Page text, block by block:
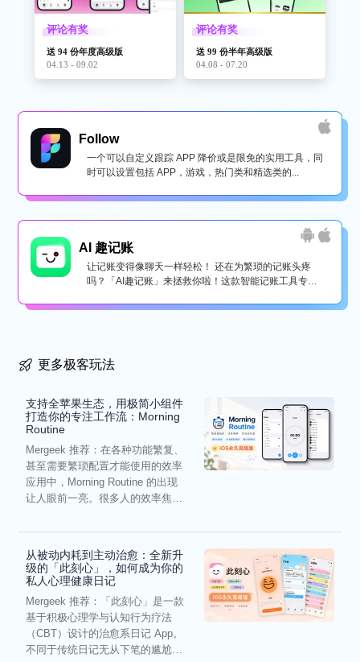
评论有奖
送 94 份年度高级版
04.13 - 09.02
评论有奖
送 99 份半年高级版
04.08 - 07.20
Follow
一个可以自定义跟踪 APP 降价或是限免的实用工具，同
时可以设置包括 APP，游戏，热门类和精选类的...
AI 趣记账
让记账变得像聊天一样轻松！ 还在为繁琐的记账头疼
吗？「AI趣记账」来拯救你啦！这款智能记账工具专为
更多极客玩法
支持全苹果生态，用极简小组件
打造你的专注工作流：Morning
Routine
Mergeek 推荐：在各种功能繁复、
甚至需要繁琐配置才能使用的效率
应用中，Morning Routine 的出现
让人眼前一亮。很多人的效率焦
从被动内耗到主动治愈：全新升
级的「此刻心」，如何成为你的
私人心理健康日记
Mergeek 推荐：「此刻心」是一款
基于积极心理学与认知行为疗法
（CBT）设计的治愈系日记 App。
不同于传统日记无从下笔的尴尬，